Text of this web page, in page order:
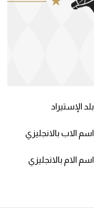
بلد الإستيراد
اسم الاب بالانجليزي
اسم الام بالانجليزي